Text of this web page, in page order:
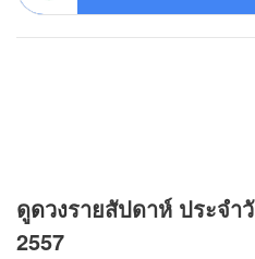
ดูดวงรายสัปดาห์ ประจำ
2557